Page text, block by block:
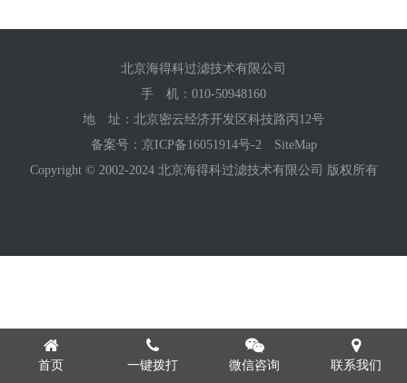
北京海得科过滤技术有限公司
手 机： 010-50948160
地 址：北京密云经济开发区科技路丙12号
备案号： 京ICP备16051914号-2
SiteMap
Copyright © 2002-2024 北京海得科过滤技术有限公司 版权所有
首页 一键拨打 微信咨询 联系我们